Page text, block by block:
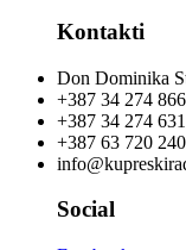
Kontakti
Don Dominika
+387 34 274 866
+387 34 274 631
+387 63 720 240
Social